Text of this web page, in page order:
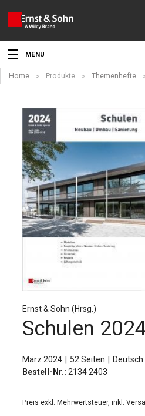
MENU
Aktuelles
Veranstaltungen
Angebote
Fachgebiete
Produkte
Werben
Service
Für Autor:innen
Verlag
Sprache / Language: DE
Home Produkte Themenhefte
Ernst & Sohn (Hrsg.)
Schulen
März 2024 52 Seiten
Deutsch
Bestell-Nr.: 2134 2403
Preis exkl. Mehrwertsteuer, inkl.